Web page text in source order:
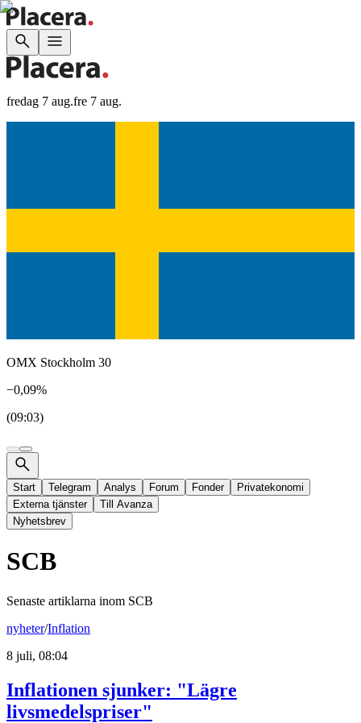
fredag 7 aug.fre 7 aug.
OMX Stockholm 30
−0,09%
(09:03)
Start Telegram Analys Forum Fonder
Privatekonomi
Externa tjänster
Till Avanza
Nyhetsbrev
SCB
Senaste artiklarna inom SCB
nyheter/Inflation
8 juli, 08:04
Inflationen sjunker: "Lägre
livsmedelspriser"